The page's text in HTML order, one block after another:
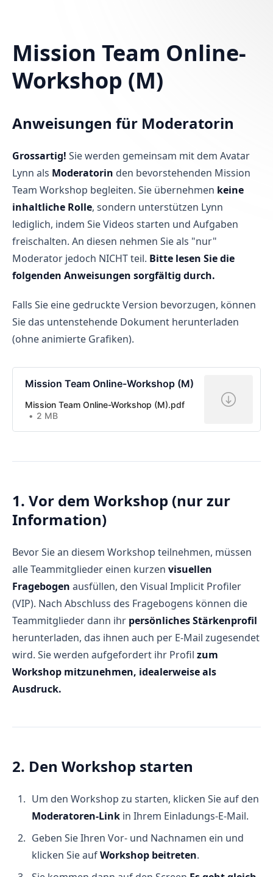
Mission Team Online-Workshop (M)
Mission Team Online-
Workshop (M)
Anweisungen für Moderatorin
Grossartig! Sie werden gemeinsam mit dem Avatar
Lynn als Moderatorin den bevorstehenden Mission
Team Workshop begleiten. Sie übernehmen keine
inhaltliche Rolle, sondern unterstützen Lynn
lediglich, indem Sie Videos starten und Aufgaben
freischalten. An diesen nehmen Sie als "nur"
Moderator jedoch NICHT teil. Bitte lesen Sie die
folgenden Anweisungen sorgfältig durch.
Falls Sie eine gedruckte Version bevorzugen, können
Sie das untenstehende Dokument herunterladen
(ohne animierte Grafiken).
Mission Team Online-Workshop (M)
Mission Team Online-Workshop (M).pdf
2 MB
1. Vor dem Workshop (nur zur
Information)
Bevor Sie an diesem Workshop teilnehmen, müssen
alle Teammitglieder einen kurzen visuellen
Fragebogen ausfüllen, den Visual Implicit Profiler
(VIP). Nach Abschluss des Fragebogens können die
Teammitglieder dann ihr persönliches Stärkenprofil
herunterladen, das ihnen auch per E-Mail zugesendet
wird. Sie werden aufgefordert ihr Profil zum
Workshop mitzunehmen, idealerweise als
Ausdruck.
2. Den Workshop starten
Um den Workshop zu starten, klicken Sie auf den
Moderatoren-Link in Ihrem Einladungs-E-Mail.
Geben Sie Ihren Vor- und Nachnamen ein und
klicken Sie aufWorkshop beitreten.